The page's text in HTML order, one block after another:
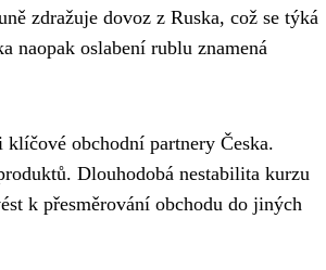
zdražuje dovoz z Ruska, což se týká
naopak oslabení rublu znamená
obchodní partnery Česka.
Dlouhodobá nestabilita kurzu
k přesměrování obchodu do jiných